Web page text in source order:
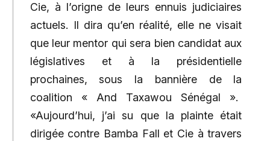
Cie, à l’origne de leurs ennuis judiciaires
actuels. Il dira qu’en réalité, elle ne visait
que leur mentor qui sera bien candidat aux
législatives et à la présidentielle
prochaines, sous la bannière de la
coalition « And Taxawou Sénégal ».
«Aujourd’hui, j’ai su que la plainte était
dirigée contre Bamba Fall et Cie à travers